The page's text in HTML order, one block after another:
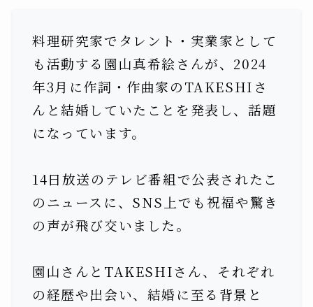
料理研究家でタレント・実業家として
も活動する園山真希絵さんが、2024
年3月に作詞・作曲家のTAKESHIさ
んと結婚していたことを発表し、話題
になっています。
14日放送のテレビ番組で公表されたこ
のニュースに、SNS上でも祝福や驚き
の声が飛び交いました。
園山さんとTAKESHIさん、それぞれ
の経歴や出会い、結婚に至る背景と